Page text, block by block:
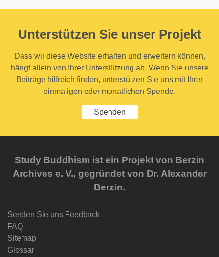
Unterstützen Sie unser Projekt
Dass wir diese Website erhalten und erweitern können,
hängt allein von Ihrer Unterstützung ab. Wenn Sie unsere
Beiträge hilfreich finden, unterstützen Sie uns mit Ihrer
einmaligen oder monatlichen Spende.
Spenden
Study Buddhism ist ein Projekt von Berzin
Archives e. V., gegründet von Dr. Alexander
Berzin.
Senden Sie uns Feedback
FAQ
Sitemap
Glossar